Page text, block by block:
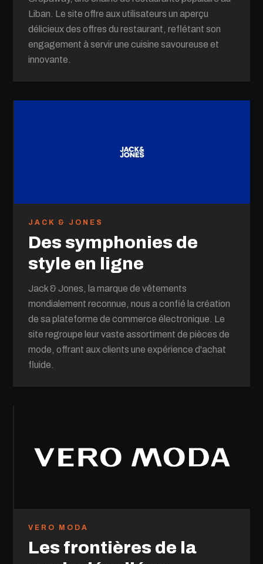
Liban. Le site offre aux utilisateurs un aperçu
délicieux des offres du restaurant, reflétant son
engagement à servir une cuisine savoureuse et
innovante.
JACK & JONES
Des symphonies de
style en ligne
Jack & Jones, la marque de vêtements
mondialement reconnue, nous a confié la création
de sa plateforme de commerce électronique. Le
site regroupe leur vaste assortiment de pièces de
mode, offrant aux clients une expérience d'achat
fluide.
VERO MODA
Les frontières de la